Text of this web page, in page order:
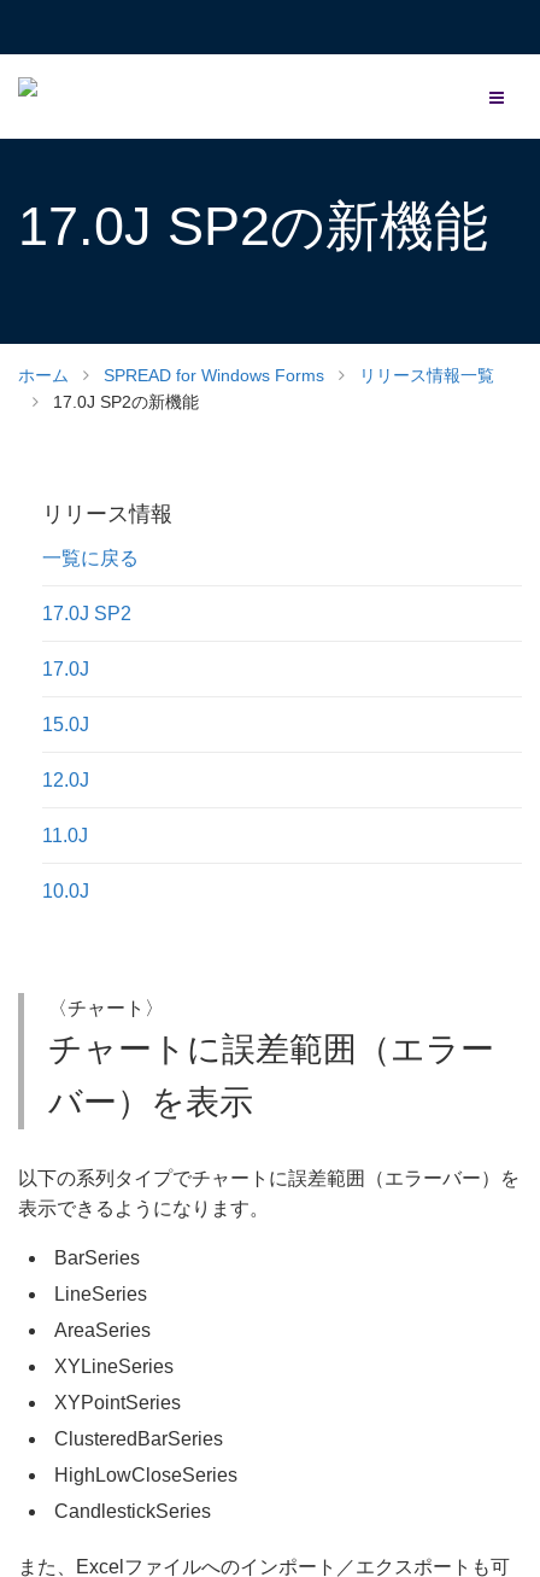
17.0J SP2の新機能
ホーム SPREAD for Windows Forms
リリース情報一覧
17.0J SP2の新機能
リリース情報
一覧に戻る
17.0J SP2
17.0J
15.0J
12.0J
11.0J
10.0J
〈チャート〉
チャートに誤差範囲（エラー
バー）を表示
以下の系列タイプでチャートに誤差範囲（エラーバー）を
表示できるようになります。
BarSeries
LineSeries
AreaSeries
XYLineSeries
XYPointSeries
ClusteredBarSeries
HighLowCloseSeries
CandlestickSeries
また、Excelファイルへのインポート／エクスポートも可